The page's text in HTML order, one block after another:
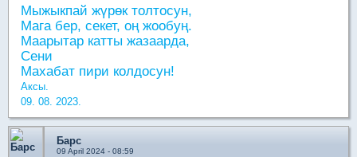
Мыжыкпай жүрөк толтосун,
Мага бер, секет, оң жообуң.
Маарытар катты жазаарда,
Сени
Махабат пири колдосун!
Аксы.
09. 08. 2023.
Барс
09 April 2024 - 08:59